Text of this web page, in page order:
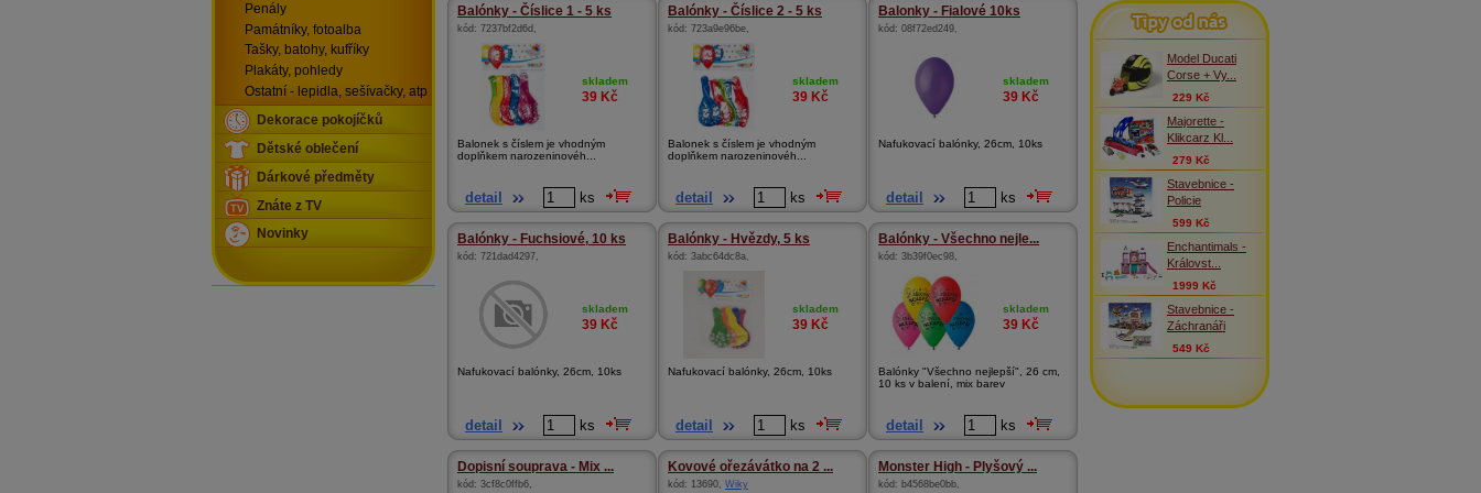
Balónky - Číslice 1 - 5 ks
kód: 7237bf2d6d ,
skladem
39 Kč
Balonek s číslem je vhodným
doplňkem narozeninovéh...
detail ks
Balónky - Číslice 2 - 5 ks
kód: 723a9e96be,
skladem
39 Kč
Balonek s číslem je vhodným
doplňkem narozeninovéh...
detail ks
Balonky - Fialové 10ks
kód: 08f72ed249,
skladem
39 Kč
Nafukovací balónky, 26cm, 10ks
detail ks
Balónky - Fuchsiové, 10 ks
kód: 721dad4297,
skladem
39 Kč
Nafukovací balónky, 26cm, 10ks
detail ks
Balónky - Hvězdy, 5 ks
kód: 3abc64dc8a,
skladem
39 Kč
Nafukovací balónky, 26cm, 10ks
detail ks
Balónky - Všechno nejle...
kód: 3b39f0ec98,
skladem
39 Kč
Balónky "Všechno nejlepší", 26 cm,
10 ks v balení, mix barev
detail ks
Dopisní souprava - Mix ...
kód: 3cf8c0ffb6,
Kovové ořezávátko na 2 ...
kód: 13690, Wiky
Monster High - Plyšový ...
kód: b4568be0bb,
Penály
Památníky, fotoalba
Tašky, batohy, kufříky
Plakáty, pohledy
Ostatní - lepidla, sešívačky, atp
Dekorace pokojíčků
Dětské oblečení
Dárkové předměty
Znáte z TV
Novinky
Tipy od nás
Model Ducati
Corse + Vy...
229 Kč
Majorette -
Klikcarz Kl...
279 Kč
Stavebnice -
Policie
599 Kč
Enchantimals -
Královst...
1999 Kč
Stavebnice -
Záchranáři
549 Kč